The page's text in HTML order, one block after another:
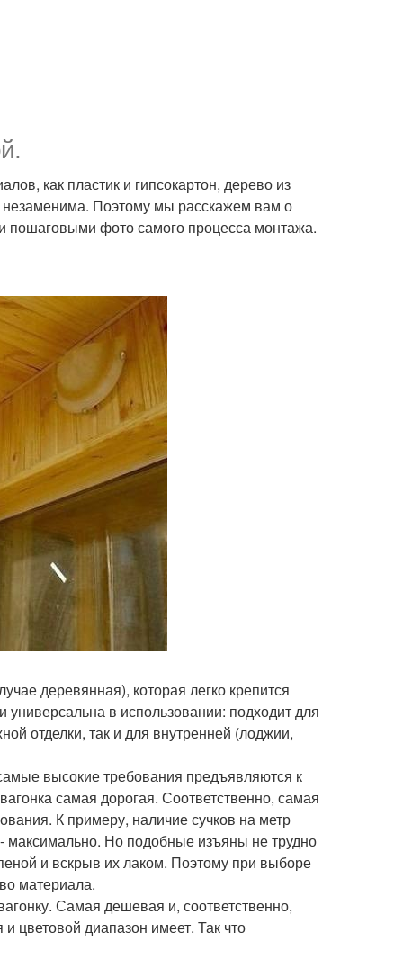
как пластик и гипсокартон, дерево из
незаменима. Поэтому мы расскажем вам о
пошаговыми фото самого процесса монтажа.
деревянная), которая легко крепится
в использовании: подходит для
отделки, так и для внутренней (лоджии,
высокие требования предъявляются к
самая дорогая. Соответственно, самая
К примеру, наличие сучков на метр
максимально. Но подобные изъяны не трудно
и вскрыв их лаком. Поэтому при выборе
материала.
Самая дешевая и, соответственно,
цветовой диапазон имеет. Так что